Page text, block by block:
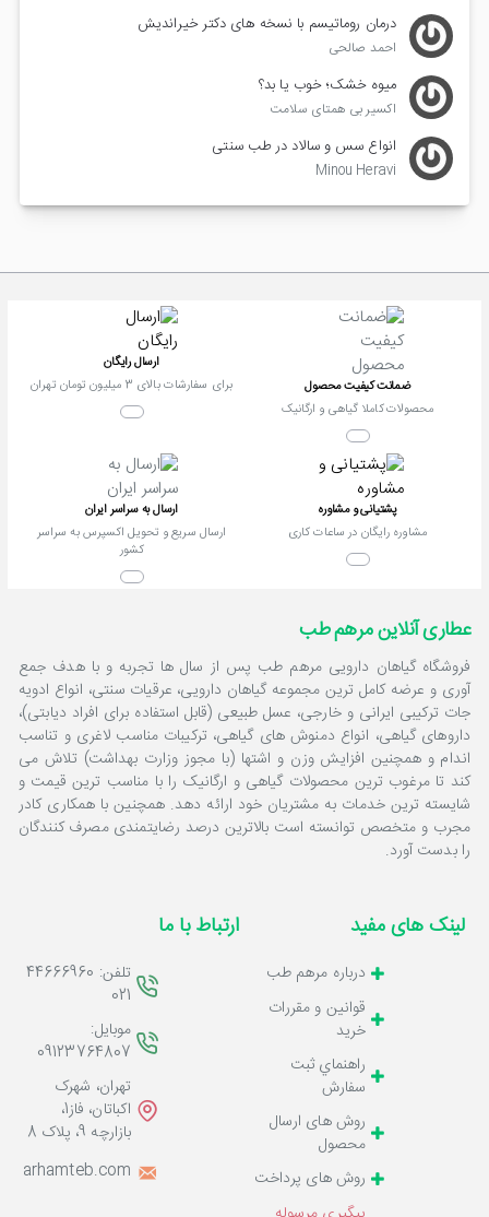
درمان روماتیسم با نسخه های دکتر خیراندیش
احمد صالحی
میوه خشک؛ خوب یا بد؟
اکسیر بی همتای سلامت
انواع سس و سالاد در طب سنتی
Minou Heravi
ضمانت کیفیت محصول
محصولات کاملا گیاهی و ارگانیک
ارسال رایگان
برای سفارشات بالای 3 میلیون تومان تهران
پشتیانی و مشاوره
مشاوره رایگان در ساعات کاری
ارسال به سراسر ایران
ارسال سریع و تحویل اکسپرس به سراسر
کشور
عطاری آنلاین مرهم طب
فروشگاه گیاهان دارویی مرهم طب پس از سال ها تجربه و با هدف جمع
آوری و عرضه کامل ترین مجموعه گیاهان دارویی، عرقیات سنتی، انواع ادویه
جات ترکیبی ایرانی و خارجی، عسل طبیعی (قابل استفاده برای افراد دیابتی)،
داروهای گیاهی، انواع دمنوش های گیاهی، ترکیبات مناسب لاغری و تناسب
اندام و همچنین افزایش وزن و اشتها (با مجوز وزارت بهداشت) تلاش می
کند تا مرغوب ترین محصولات گیاهی و ارگانیک را با مناسب ترین قیمت و
شایسته ترین خدمات به مشتریان خود ارائه دهد. همچنین با همکاری کادر
مجرب و متخصص توانسته است بالاترین درصد رضایتمندی مصرف کنندگان
را بدست آورد.
لینک های مفید
درباره مرهم طب
قوانين و مقررات
خرید
راهنماي ثبت
سفارش
روش های ارسال
محصول
روش های پرداخت
ارتباط با ما
تلفن: 44666960
021
موبایل:
09123764807
تهران، شهرک
اکباتان، فاز1،
بازارچه 9، پلاک 8